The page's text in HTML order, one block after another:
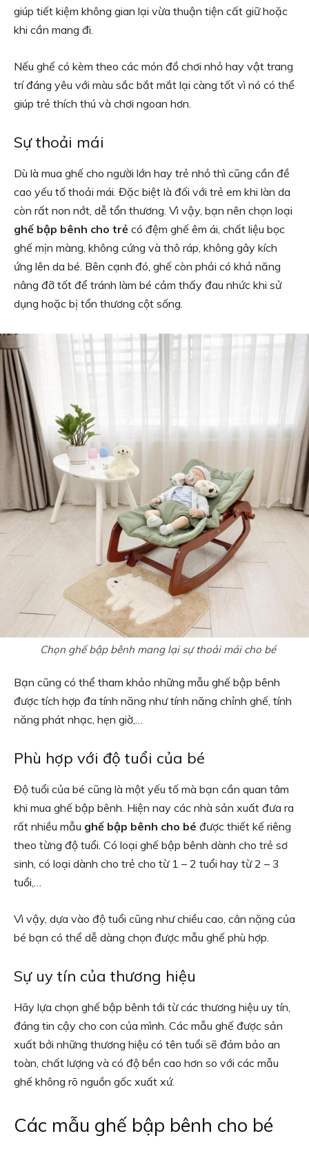
giúp tiết kiệm không gian lại vừa thuận tiện cất giữ hoặc
khi cần mang đi.
Nếu ghế có kèm theo các món đồ chơi nhỏ hay vật trang
trí đáng yêu với màu sắc bắt mắt lại càng tốt vì nó có thể
giúp trẻ thích thú và chơi ngoan hơn.
Sự thoải mái
Dù là mua ghế cho người lớn hay trẻ nhỏ thì cũng cần đề
cao yếu tố thoải mái. Đặc biệt là đối với trẻ em khi làn da
còn rất non nớt, dễ tổn thương. Vì vậy, bạn nên chọn loại
ghế bập bênh cho trẻ có đệm ghế êm ái, chất liệu bọc
ghế mịn màng, không cứng và thô ráp, không gây kích
ứng lên da bé. Bên cạnh đó, ghế còn phải có khả năng
nâng đỡ tốt để tránh làm bé cảm thấy đau nhức khi sử
dụng hoặc bị tổn thương cột sống.
Chọn ghế bập bênh mang lại sự thoải mái cho bé
Bạn cũng có thể tham khảo những mẫu ghế bập bênh
được tích hợp đa tính năng như tính năng chỉnh ghế, tính
năng phát nhạc, hẹn giờ,…
Phù hợp với độ tuổi của bé
Độ tuổi của bé cũng là một yếu tố mà bạn cần quan tâm
khi mua ghế bập bênh. Hiện nay các nhà sản xuất đưa ra
rất nhiều mẫu ghế bập bênh cho bé được thiết kế riêng
theo từng độ tuổi. Có loại ghế bập bênh dành cho trẻ sơ
sinh, có loại dành cho trẻ cho từ 1 – 2 tuổi hay từ 2 – 3
tuổi,…
Vì vậy, dựa vào độ tuổi cũng như chiều cao, cân nặng của
bé bạn có thể dễ dàng chọn được mẫu ghế phù hợp.
Sự uy tín của thương hiệu
Hãy lựa chọn ghế bập bênh tới từ các thương hiệu uy tín,
đáng tin cậy cho con của mình. Các mẫu ghế được sản
xuất bởi những thương hiệu có tên tuổi sẽ đảm bảo an
toàn, chất lượng và có độ bền cao hơn so với các mẫu
ghế không rõ nguồn gốc xuất xứ.
Các mẫu ghế bập bênh cho bé